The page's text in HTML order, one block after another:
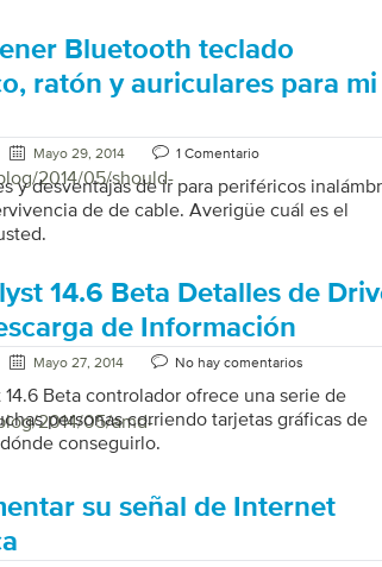
2014/05/should-
Bluetooth teclado
ratón y auriculares para mi
Mayo 29, 2014 1 Comentario
y desventajas de ir para periféricos
de de cable. Averigüe cuál es el
2014/05/amd-
14.6 Beta Detalles de
de Información
Mayo 27, 2014 No hay comentarios
14.6 Beta controlador ofrece una serie de
personas corriendo tarjetas gráficas de
conseguirlo.
su señal de Internet